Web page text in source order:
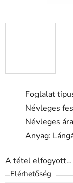
Foglalat
Névleges
Névleges
Anyag:
A tétel elfogyott…
Elérhetőség